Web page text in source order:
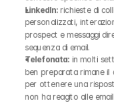
LinkedIn: richieste di
personalizzati,
prospect e messaggi
sequenza di email.
Telefonata: in molti
ben preparata rimane il
per ottenere una
non ha reagito alle